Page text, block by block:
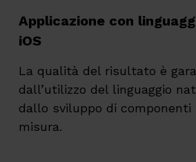
Applicazione con
iOS
La qualità del risultato è
dall’utilizzo del linguaggio
dallo sviluppo di componenti
misura.